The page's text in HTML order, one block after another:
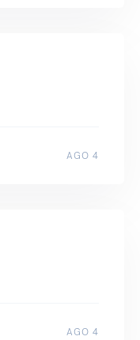
AGO 4
AGO 4